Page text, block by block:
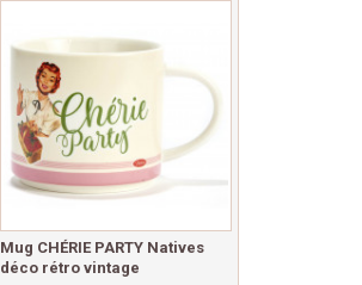
Mug CHÉRIE PARTY Natives
déco rétro vintage